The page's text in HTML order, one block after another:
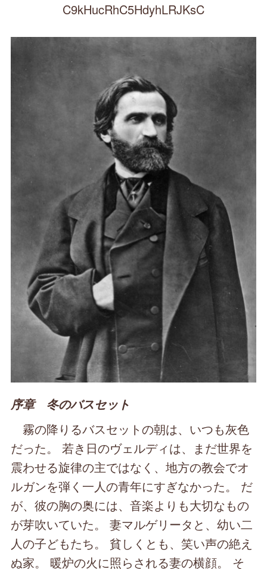
C9kHucRhC5HdyhLRJKsC
序章 冬のバスセット
霧の降りるバスセットの朝は、いつも灰色
だった。 若き日のヴェルディは、まだ世界を
震わせる旋律の主ではなく、地方の教会でオ
ルガンを弾く一人の青年にすぎなかった。 だ
が、彼の胸の奥には、音楽よりも大切なもの
が芽吹いていた。 妻マルゲリータと、幼い二
人の子どもたち。 貧しくとも、笑い声の絶え
ぬ家。 暖炉の火に照らされる妻の横顔。 そ